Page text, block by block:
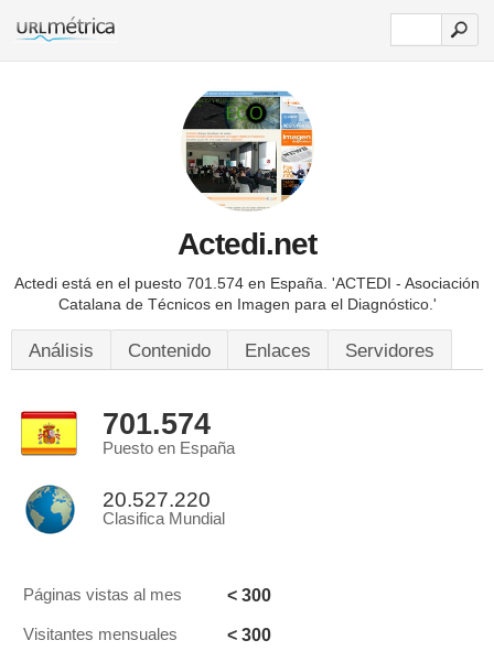
Actedi.net
Actedi está en el puesto 701.574 en España. 'ACTEDI - Asociación
Catalana de Técnicos en Imagen para el Diagnóstico.'
Análisis Contenido Enlaces Servidores
701.574
Puesto en España
20.527.220
Clasifica Mundial
Páginas vistas al mes < 300
Visitantes mensuales < 300